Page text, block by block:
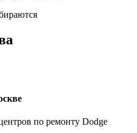
по ремонту Dodge